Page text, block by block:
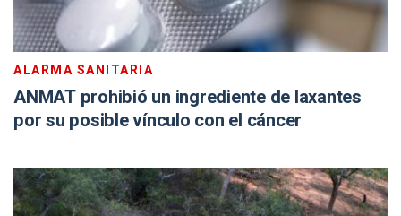
ALARMA SANITARIA
ANMAT prohibió un ingrediente de laxantes
por su posible vínculo con el cáncer